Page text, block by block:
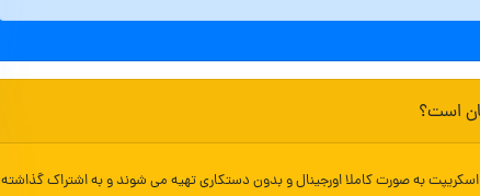
است؟
به صورت کاملا اورجینال و بدون دستکاری تهیه می شوند و به اشتراک گذاشته